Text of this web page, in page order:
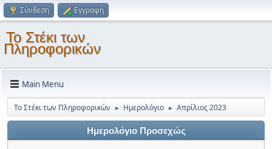
Σύνδεση Εγγραφή
Το Στέκι των
Πληροφορικών
Main Menu
Το Στέκι των Πληροφορικών ► Ημερολόγιο ► Απρίλιος 2023
Ημερολόγιο Προσεχώς